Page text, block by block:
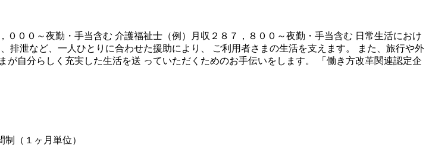
００～夜勤・手当含む 介護福祉士（例）月収２８７，８００～夜勤・手当含む 日常生活におけ
泄など、一人ひとりに合わせた援助により、 ご利用者さまの生活を支えます。 また、旅行や外
自分らしく充実した生活を送 っていただくためのお手伝いをします。 「働き方改革関連認定企
制（１ヶ月単位）